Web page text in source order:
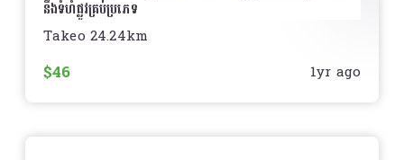
Honda ផ្សេងៗ
ងាយស្រួលប្តូរ– អាចជំនួសបានដោយងាយស្រួល
ការថែរក្សា
នឹងទំហំផ្លូវគ្រប់ប្រភេទ
បង្កើនសុវត្ថិភាព និងសមត្ថភាពបើកបររបស់រថយន្តដឹកទំនិញម៉ាក
Isuzu
ដែលបង្កើត
ឡើងសម្រាប់ផ្លូវជាច្រើនប្រភេទ
Takeo 24.24km
$46 1yr ago